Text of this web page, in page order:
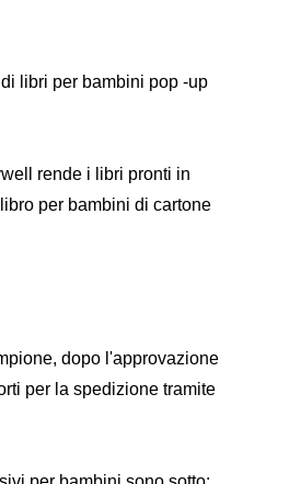
libri per bambini pop -up
rende i libri pronti in
per bambini di cartone
dopo l'approvazione
per la spedizione tramite